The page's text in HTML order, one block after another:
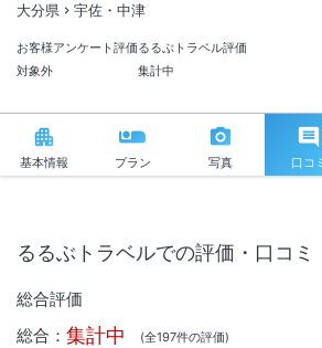
大分県 宇佐・中津
お客様アンケート評価
対象外
るるぶトラベル評価
集計中
基本情報 プラン 写真 口コ
るるぶトラベルでの評価・口コミ
総合評価
総合： 集計中 (全197件の評価)